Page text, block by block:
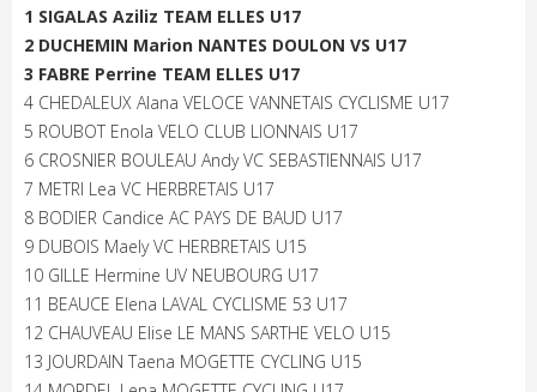
1 SIGALAS Aziliz TEAM ELLES U17
2 DUCHEMIN Marion NANTES DOULON VS U17
3 FABRE Perrine TEAM ELLES U17
4 CHEDALEUX Alana VELOCE VANNETAIS CYCLISME U17
5 ROUBOT Enola VELO CLUB LIONNAIS U17
6 CROSNIER BOULEAU Andy VC SEBASTIENNAIS U17
7 METRI Lea VC HERBRETAIS U17
8 BODIER Candice AC PAYS DE BAUD U17
9 DUBOIS Maely VC HERBRETAIS U15
10 GILLE Hermine UV NEUBOURG U17
11 BEAUCE Elena LAVAL CYCLISME 53 U17
12 CHAUVEAU Elise LE MANS SARTHE VELO U15
13 JOURDAIN Taena MOGETTE CYCLING U15